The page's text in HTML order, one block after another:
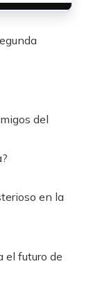
del
en la
el futuro de